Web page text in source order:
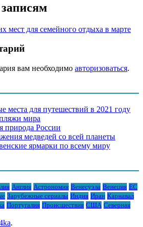
мест для семейного отдыха в марте
вам необходимо авторизоваться.
места для путешествий в 2021 году
мира
природа России
медведей со всей планеты
ярмарки по всему миру
Англия Астрономия Венесуэла Венеция ЕС
Зарубежные сериалы Индия Иран Карнавал
Португалия Происшествия США Северная
.